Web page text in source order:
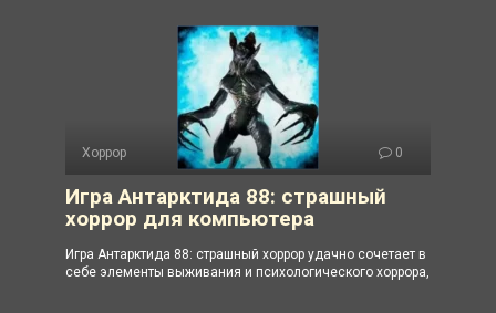
Хоррор 0
Игра Антарктида 88: страшный
хоррор для компьютера
Игра Антарктида 88: страшный хоррор удачно сочетает в
себе элементы выживания и психологического хоррора,